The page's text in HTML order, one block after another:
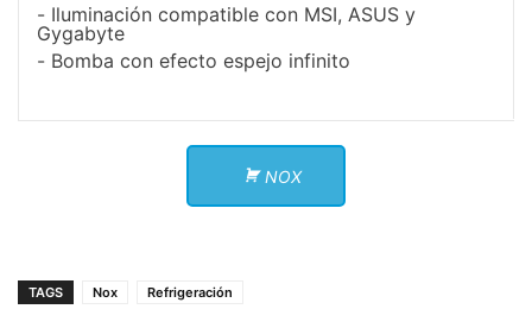
Iluminación compatible con MSI, ASUS y
Gygabyte
Bomba con efecto espejo infinito
NOX
TAGS Nox Refrigeración